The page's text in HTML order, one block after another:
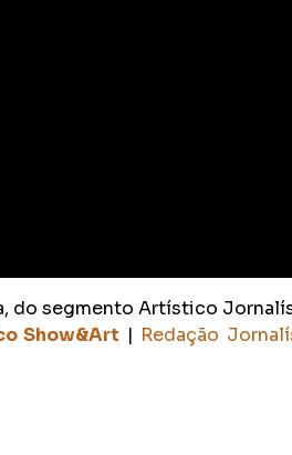
do segmento Artístico
Show&Art | Redação